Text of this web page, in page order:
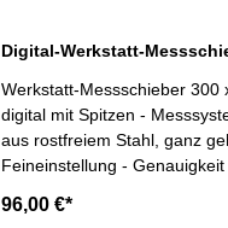
Werkstatt-Messschieber 300
digital mit Spitzen -
aus rostfreiem Stahl, ganz
Feineinstellung - Genauigkeit
0,0005" - mit Ein/Aus-, Null-,
96,00 €*